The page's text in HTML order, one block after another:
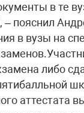
в те
– пояснил
в вузы на
либо
аттестата